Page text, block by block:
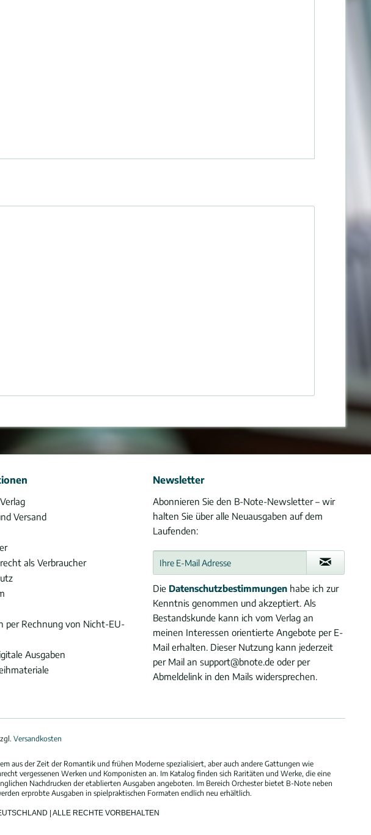
Versand
als Verbraucher
per Rechnung von Nicht-EU-
Ausgaben
Newsletter
Abonnieren Sie den B-Note-Newsletter – wir
halten Sie über alle Neuausgaben auf dem
Laufenden:
Die Datenschutzbestimmungen habe ich zur
Kenntnis genommen und akzeptiert. Als
Bestandskunde kann ich vom Verlag an
meinen Interessen orientierte Angebote per E-
Mail erhalten. Dieser Nutzung kann jederzeit
per Mail an support@bnote.de oder per
Abmeldelink in den Mails widersprechen.
Versandkosten
aus der Zeit der Romantik und frühen Moderne spezialisiert, aber auch andere Gattungen wie
vergessenen Werken und Komponisten an. Im Katalog finden sich Raritäten und Werke, die eine
Nachdrucken der etablierten Ausgaben angeboten. Im Bereich Orchester bietet B-Note neben
erprobte Ausgaben in spielpraktischen Formaten endlich neu erhältlich.
| ALLE RECHTE VORBEHALTEN